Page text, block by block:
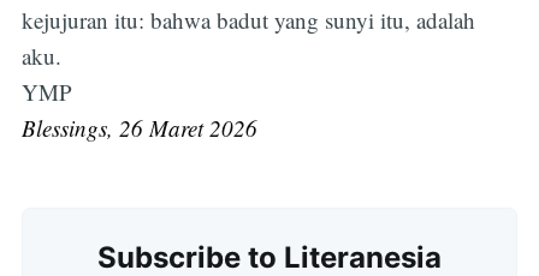
kejujuran itu: bahwa badut yang sunyi itu, adalah
aku.
YMP
Blessings, 26 Maret 2026
Subscribe to Literanesia